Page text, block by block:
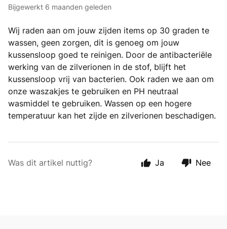
Bijgewerkt 6 maanden geleden
Wij raden aan om jouw zijden items op 30 graden te
wassen, geen zorgen, dit is genoeg om jouw
kussensloop goed te reinigen. Door de antibacteriële
werking van de zilverionen in de stof, blijft het
kussensloop vrij van bacterien. Ook raden we aan om
onze waszakjes te gebruiken en PH neutraal
wasmiddel te gebruiken. Wassen op een hogere
temperatuur kan het zijde en zilverionen beschadigen.
Was dit artikel nuttig? Ja Nee